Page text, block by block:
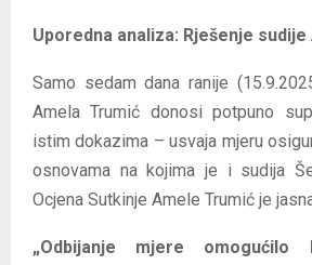
Uporedna analiza: Rješenje
Samo sedam dana ranije
Amela Trumić donosi potpuno
istim dokazima – usvaja mjeru
osnovama na kojima je i sudija
Ocjena Sutkinje Amele Trumić je
„Odbijanje mjere